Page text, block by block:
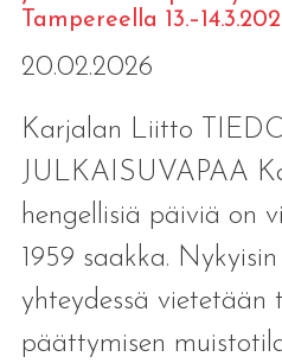
Tampereella
20.02.2026
Karjalan Liitto
JULKAISUVAPAA
hengellisiä päiviä on
1959 saakka.
yhteydessä vietetään
päättymisen